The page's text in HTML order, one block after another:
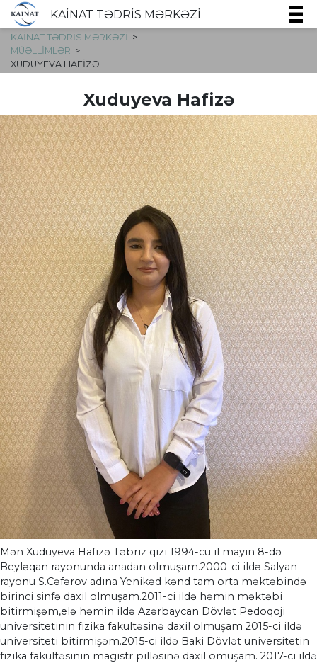
KAİNAT TƏDRİS MƏRKƏZİ
KAİNAT TƏDRİS MƏRKƏZİ
MÜƏLLIMLƏR
XUDUYEVA HAFIZƏ
Xuduyeva Hafizə
Mən Xuduyeva Hafizə Təbriz qızı 1994-cu il mayın 8-də
Beyləqan rayonunda anadan olmuşam.2000-ci ildə Salyan
rayonu S.Cəfərov adına Yenikəd kənd tam orta məktəbində
birinci sinfə daxil olmuşam.2011-ci ildə həmin məktəbi
bitirmişəm,elə həmin ildə Azərbaycan Dövlət Pedoqoji
universitetinin fizika fakultəsinə daxil olmuşam 2015-ci ildə
universiteti bitirmişəm.2015-ci ildə Baki Dövlət universitetin
fizika fakultəsinin magistr pilləsinə daxil omuşam. 2017-ci ildə